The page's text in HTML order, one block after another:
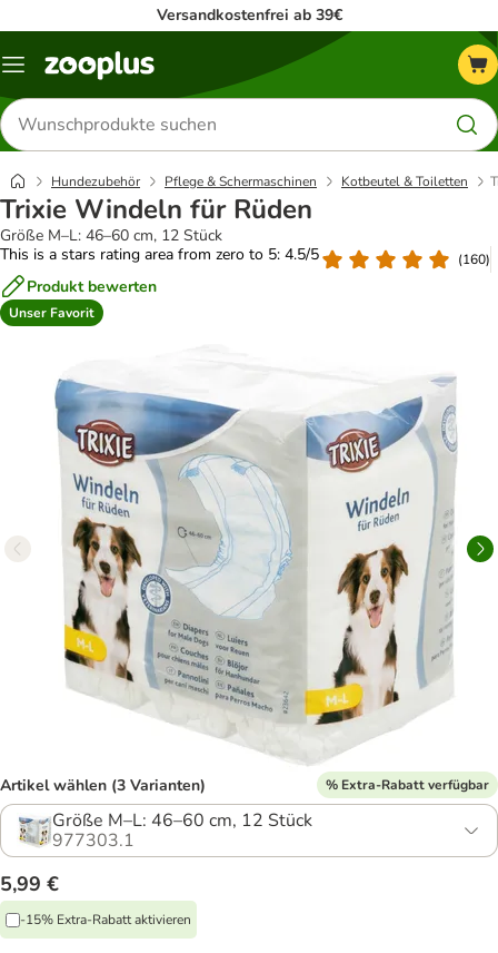
Versandkostenfrei ab 39€
Menü
Produkte
suchen
Hundezubehör Pflege & Schermaschinen Kotbeutel & Toiletten
Trixie Windeln für Rüden
Größe M–L: 46–60 cm, 12 Stück
This is a stars rating area from zero to 5: 4.5/5
(160)
Produkt bewerten
Unser Favorit
Artikel wählen (3 Varianten) % Extra-Rabatt verfügbar
Größe M–L: 46–60 cm, 12 Stück
977303.1
5,99 €
-15% Extra-Rabatt aktivieren